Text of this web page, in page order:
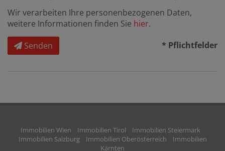
Wir verarbeiten Ihre personenbezogenen Daten,
weitere Informationen finden Sie hier.
Senden
* Pflichtfelder
Immobilien Wien Immobilien Tirol
Immobilien Steiermark
Immobilien Salzburg
Immobilien Oberösterreich
Immobilien
Kärnten